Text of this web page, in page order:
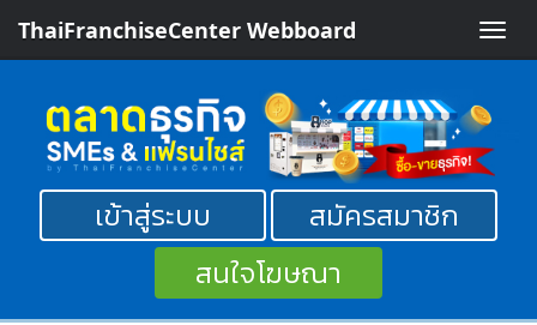
Toggle
ThaiFranchiseCenter Webboard
เข้าสู่ระบบ
สมัครสมาชิก
สนใจโฆษณา